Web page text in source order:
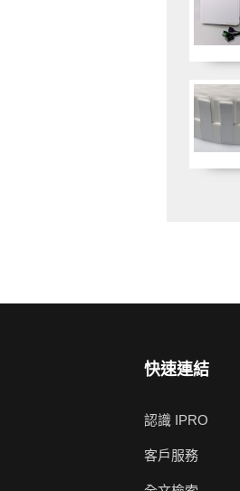
快速連結
認識 IPRO
客戶服務